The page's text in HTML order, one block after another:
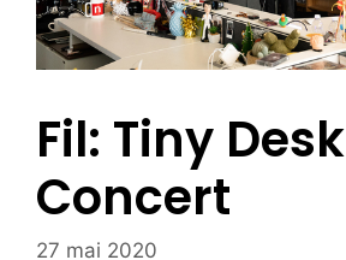
Fil: Tiny Desk
Concert
27 mai 2020